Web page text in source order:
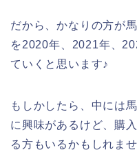
だから、かなりの方が
を2020年、2021年、
ていくと思います♪
もしかしたら、中には
に興味があるけど、購
る方もいるかもしれま